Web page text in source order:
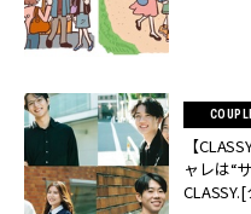
【
ャレは“